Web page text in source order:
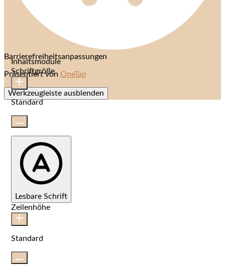
Barrierefreiheitsanpassungen
Präsentiert von OneTap
Werkzeugleiste ausblenden
Inhaltsmodule
Schriftgröße
Standard
Lesbare Schrift
Zeilenhöhe
Standard